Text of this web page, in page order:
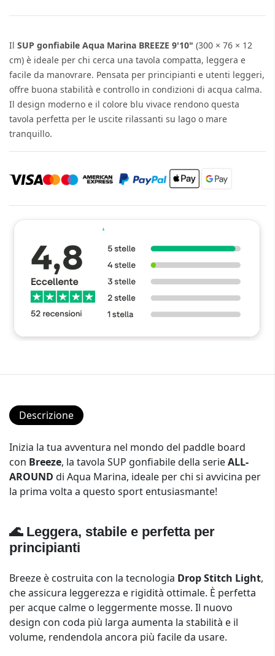
Il SUP gonfiabile Aqua Marina BREEZE 9'10" (300 × 76 × 12
cm) è ideale per chi cerca una tavola compatta, leggera e
facile da manovrare. Pensata per principianti e utenti leggeri,
offre buona stabilità e controllo in condizioni di acqua calma.
Il design moderno e il colore blu vivace rendono questa
tavola perfetta per le uscite rilassanti su lago o mare
tranquillo.
Descrizione
Inizia la tua avventura nel mondo del paddle board
con Breeze, la tavola SUP gonfiabile della serieALL-
AROUND di Aqua Marina, ideale per chi si avvicina per
la prima volta a questo sport entusiasmante!
🌊 Leggera, stabile e perfetta per
principianti
Breeze è costruita con la tecnologia Drop Stitch Light,
che assicura leggerezza e rigidità ottimale. È perfetta
per acque calme o leggermente mosse. Il nuovo
design con coda più larga aumenta la stabilità e il
volume, rendendola ancora più facile da usare.